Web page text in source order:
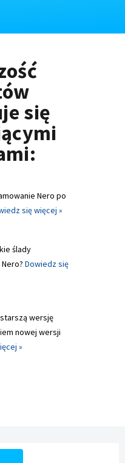
się
Nero po
się więcej »
ślady
Dowiedz się
wersję
nowej wersji
»